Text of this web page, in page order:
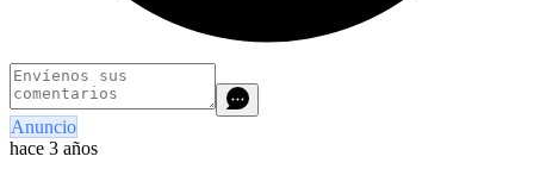
Anuncio
hace 3 años